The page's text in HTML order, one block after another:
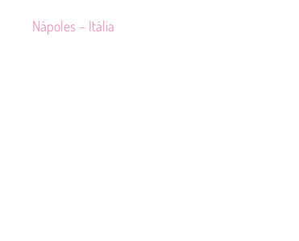
Nápoles – Itália